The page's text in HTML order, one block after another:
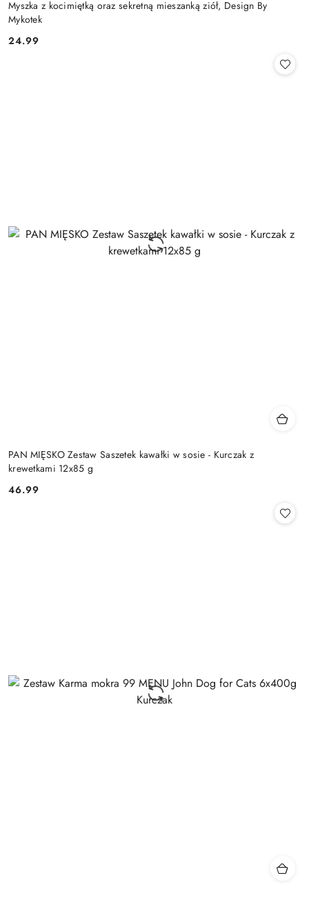
Myszka z kocimiętką oraz sekretną mieszanką ziół, Design By
Mykotek
Cena:
24.99
PAN MIĘSKO Zestaw Saszetek kawałki w sosie - Kurczak z
krewetkami 12x85 g
Cena:
46.99